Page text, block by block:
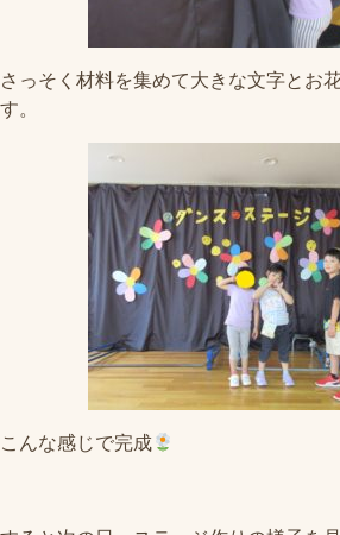
さっそく材料を集めて大きな文字とお
す。
こんな感じで完成